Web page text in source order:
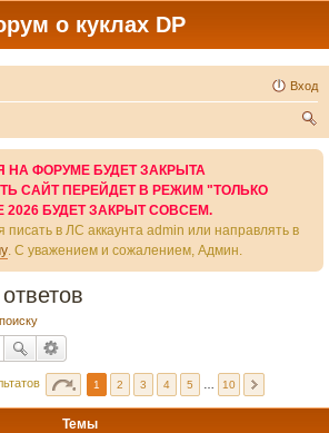
о куклах DP
Вход
ФОРУМЕ БУДЕТ ЗАКРЫТА
САЙТ ПЕРЕЙДЕТ В РЕЖИМ "ТОЛЬКО
2026 БУДЕТ ЗАКРЫТ СОВСЕМ.
в ЛС аккаунта admin или направлять в
. С уважением и сожалением, Админ.
1 2 3 4 5 10
Темы